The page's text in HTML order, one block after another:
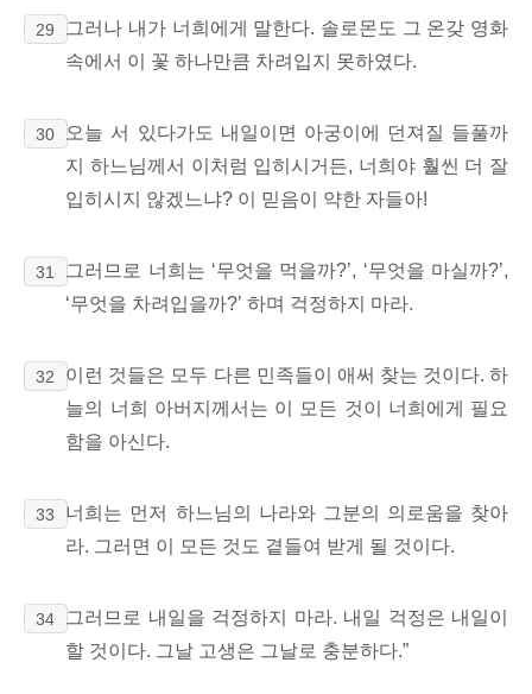
29
그러나 내가 너희에게 말한다. 솔로몬도 그 온갖 영화
속에서 이 꽃 하나만큼 차려입지 못하였다.
30
오늘 서 있다가도 내일이면 아궁이에 던져질 들풀까
지 하느님께서 이처럼 입히시거든, 너희야 훨씬 더 잘
입히시지 않겠느냐? 이 믿음이 약한 자들아!
31
그러므로 너희는 ‘무엇을 먹을까?’, ‘무엇을 마실까?’,
‘무엇을 차려입을까?’ 하며 걱정하지 마라.
32
이런 것들은 모두 다른 민족들이 애써 찾는 것이다. 하
늘의 너희 아버지께서는 이 모든 것이 너희에게 필요
함을 아신다.
33 너희는 먼저 하느님의
나라와 그분의 의로움을 찾아
라. 그러면 이 모든 것도 곁들여 받게 될 것이다.
34
그러므로 내일을 걱정하지 마라. 내일 걱정은 내일이
할 것이다. 그날 고생은 그날로 충분하다.”